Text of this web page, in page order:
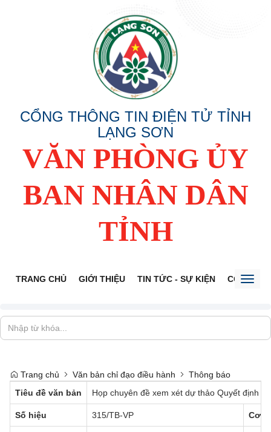
CỔNG THÔNG TIN ĐIỆN TỬ TỈNH
LẠNG SƠN
VĂN PHÒNG ỦY
BAN NHÂN DÂN
TỈNH
TRANG CHỦ GIỚI THIỆU TIN TỨC - SỰ KIỆN CỔNG
Trang chủ Văn bản chỉ đạo điều hành
Thông báo
Tiêu đề văn bản
Họp chuyên đề xem xét dự thảo Quyết định
Số hiệu 315/TB-VP Cơ